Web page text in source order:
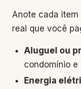
Anote cada
real que você
Aluguel ou
condomínio e
Energia